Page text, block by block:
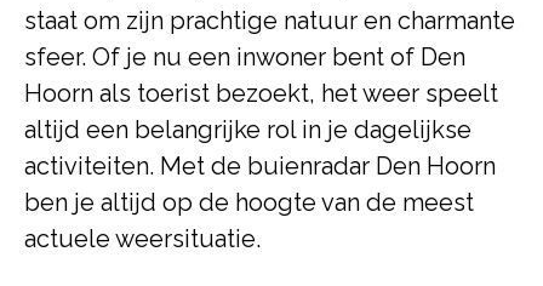
staat om zijn prachtige natuur en charmante
sfeer. Of je nu een inwoner bent of Den
Hoorn als toerist bezoekt, het weer speelt
altijd een belangrijke rol in je dagelijkse
activiteiten. Met de buienradar Den Hoorn
ben je altijd op de hoogte van de meest
actuele weersituatie.